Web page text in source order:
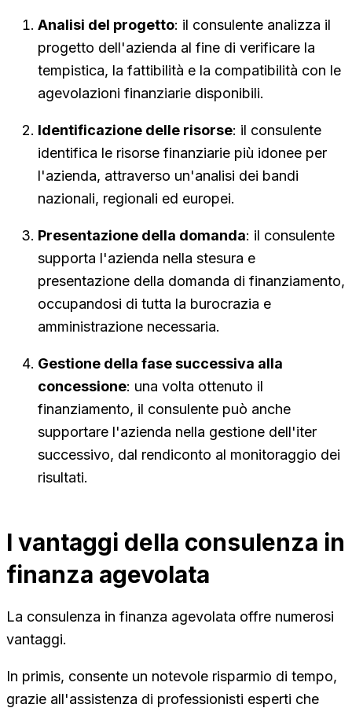
Analisi del progetto: il consulente analizza il
progetto dell'azienda al fine di verificare la
tempistica, la fattibilità e la compatibilità con le
agevolazioni finanziarie disponibili.
Identificazione delle risorse: il consulente
identifica le risorse finanziarie più idonee per
l'azienda, attraverso un'analisi dei bandi
nazionali, regionali ed europei.
Presentazione della domanda: il consulente
supporta l'azienda nella stesura e
presentazione della domanda di finanziamento,
occupandosi di tutta la burocrazia e
amministrazione necessaria.
Gestione della fase successiva alla
concessione: una volta ottenuto il
finanziamento, il consulente può anche
supportare l'azienda nella gestione dell'iter
successivo, dal rendiconto al monitoraggio dei
risultati.
I vantaggi della consulenza in
finanza agevolata
La consulenza in finanza agevolata offre numerosi
vantaggi.
In primis, consente un notevole risparmio di tempo,
grazie all'assistenza di professionisti esperti che